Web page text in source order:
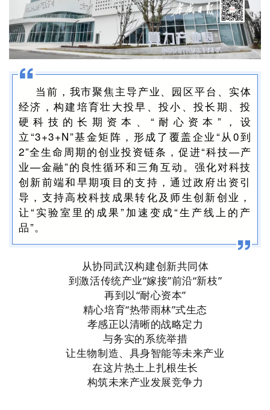
当前，我市聚焦主导产业、园区平台、实体
经济，构建培育壮大投早、投小、投长期、投
硬科技的长期资本、“耐心资本”，设
立“3+3+N”基金矩阵，形成了覆盖企业“从0到
2”全生命周期的创业投资链条，促进“科技—产
业—金融”的良性循环和三角互动。强化对科技
创新前端和早期项目的支持，通过政府出资引
导，支持高校科技成果转化及师生创新创业，
让“实验室里的成果”加速变成“生产线上的产
品”。
从协同武汉构建创新共同体
到激活传统产业“嫁接”前沿“新枝”
再到以“耐心资本”
精心培育“热带雨林”式生态
孝感正以清晰的战略定力
与务实的系统举措
让生物制造、具身智能等未来产业
在这片热土上扎根生长
构筑未来产业发展竞争力